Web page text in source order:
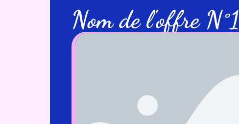
Nom de l'offre N°1